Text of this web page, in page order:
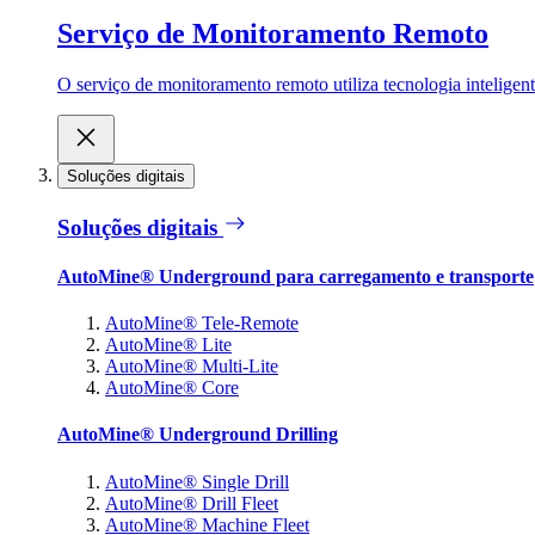
Serviço de Monitoramento Remoto
O serviço de monitoramento remoto utiliza tecnologia
Soluções digitais
Soluções digitais
AutoMine® Underground para carregamento e transporte
AutoMine® Tele-Remote
AutoMine® Lite
AutoMine® Multi-Lite
AutoMine® Core
AutoMine® Underground Drilling
AutoMine® Single Drill
AutoMine® Drill Fleet
AutoMine® Machine Fleet